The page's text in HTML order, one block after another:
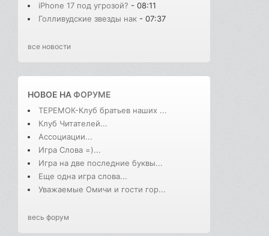
iPhone 17 под угрозой? - 08:11
Голливудские звезды нак - 07:37
все новости
НОВОЕ НАФОРУМЕ
ТЕРЕМОК-Клуб братьев наших ...
Клуб Читателей...
Ассоциации...
Игра Слова =)...
Игра на две последние буквы...
Еще одна игра слова...
Уважаемые Омичи и гости гор...
весь форум